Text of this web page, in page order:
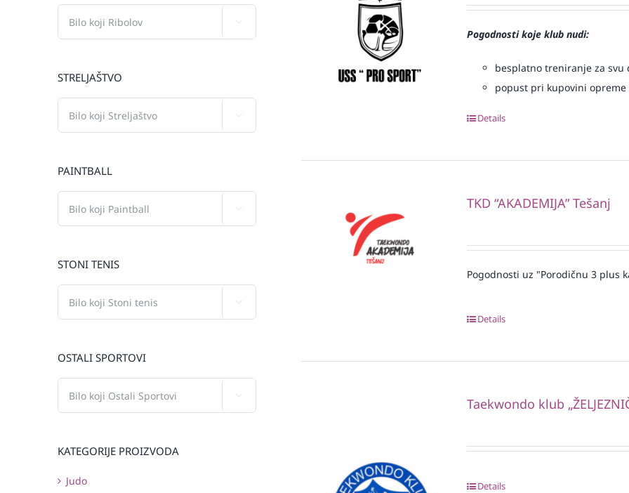
Pogodnosti koje klub nudi:
besplatno treniranje za
popust pri kupovini
Details
TKD “AKADEMIJA” Tešanj
Pogodnosti uz "Porodičnu 3 plus
Details
Taekwondo klub
Details
STRELJAŠTVO
PAINTBALL
STONI TENIS
OSTALI SPORTOVI
KATEGORIJE PROIZVODA
Judo